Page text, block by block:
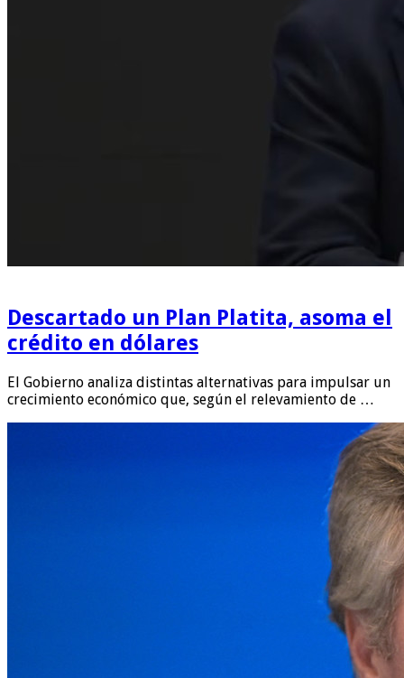
Descartado un Plan Platita, asoma el
crédito en dólares
El Gobierno analiza distintas alternativas para impulsar un
crecimiento económico que, según el relevamiento de …